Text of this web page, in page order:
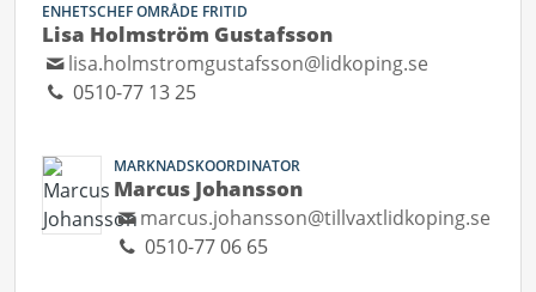
ENHETSCHEF OMRÅDE FRITID
Lisa Holmström Gustafsson
lisa.holmstromgustafsson@lidkoping.se
0510-77 13 25
MARKNADSKOORDINATOR
Marcus Johansson
marcus.johansson@tillvaxtlidkoping.se
0510-77 06 65